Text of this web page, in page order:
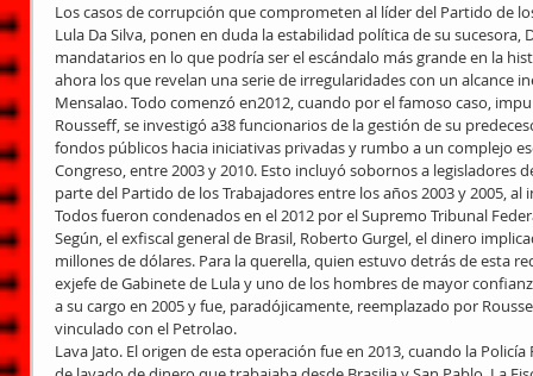
Los casos de corrupción que comprometen al líder del Partido de
Lula Da Silva, ponen en duda la estabilidad política de su sucesora,
mandatarios en lo que podría ser el escándalo más grande en la
ahora los que revelan una serie de irregularidades con un alcance
Mensalao. Todo comenzó en2012, cuando por el famoso caso,
Rousseff, se investigó a38 funcionarios de la gestión de su
fondos públicos hacia iniciativas privadas y rumbo a un complejo
Congreso, entre 2003 y 2010. Esto incluyó sobornos a legisladores
parte del Partido de los Trabajadores entre los años 2003 y 2005,
Todos fueron condenados en el 2012 por el Supremo Tribunal
Según, el exfiscal general de Brasil, Roberto Gurgel, el dinero
millones de dólares. Para la querella, quien estuvo detrás de esta
exjefe de Gabinete de Lula y uno de los hombres de mayor
a su cargo en 2005 y fue, paradójicamente, reemplazado por
vinculado con el Petrolao.
Lava Jato. El origen de esta operación fue en 2013, cuando la